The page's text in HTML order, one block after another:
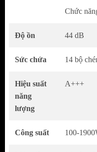
Chất liệu inox cao
Điểm nhấn trong
liệu inox cao cấp
Ngoài ra, chất
Chức
Độ ồn 44 dB
Sức chứa 14 bộ
Hiệu suất
năng
lượng
A+++
Công suất 100-